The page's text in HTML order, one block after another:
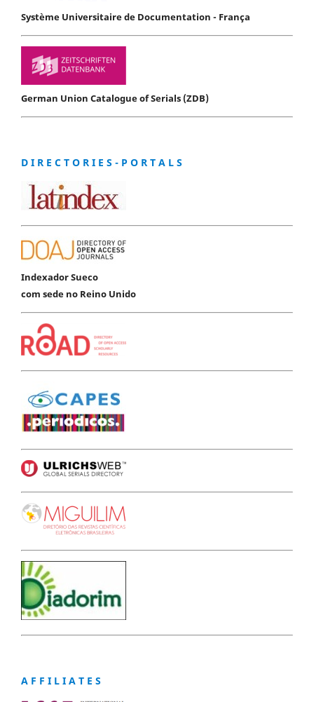
Système Universitaire de Documentation - França
German Union Catalogue of Serials (ZDB)
D I R E C T O R I E S - P O R T A L S
Indexador Sueco
com sede no Reino Unido
A F F I L I A T E S